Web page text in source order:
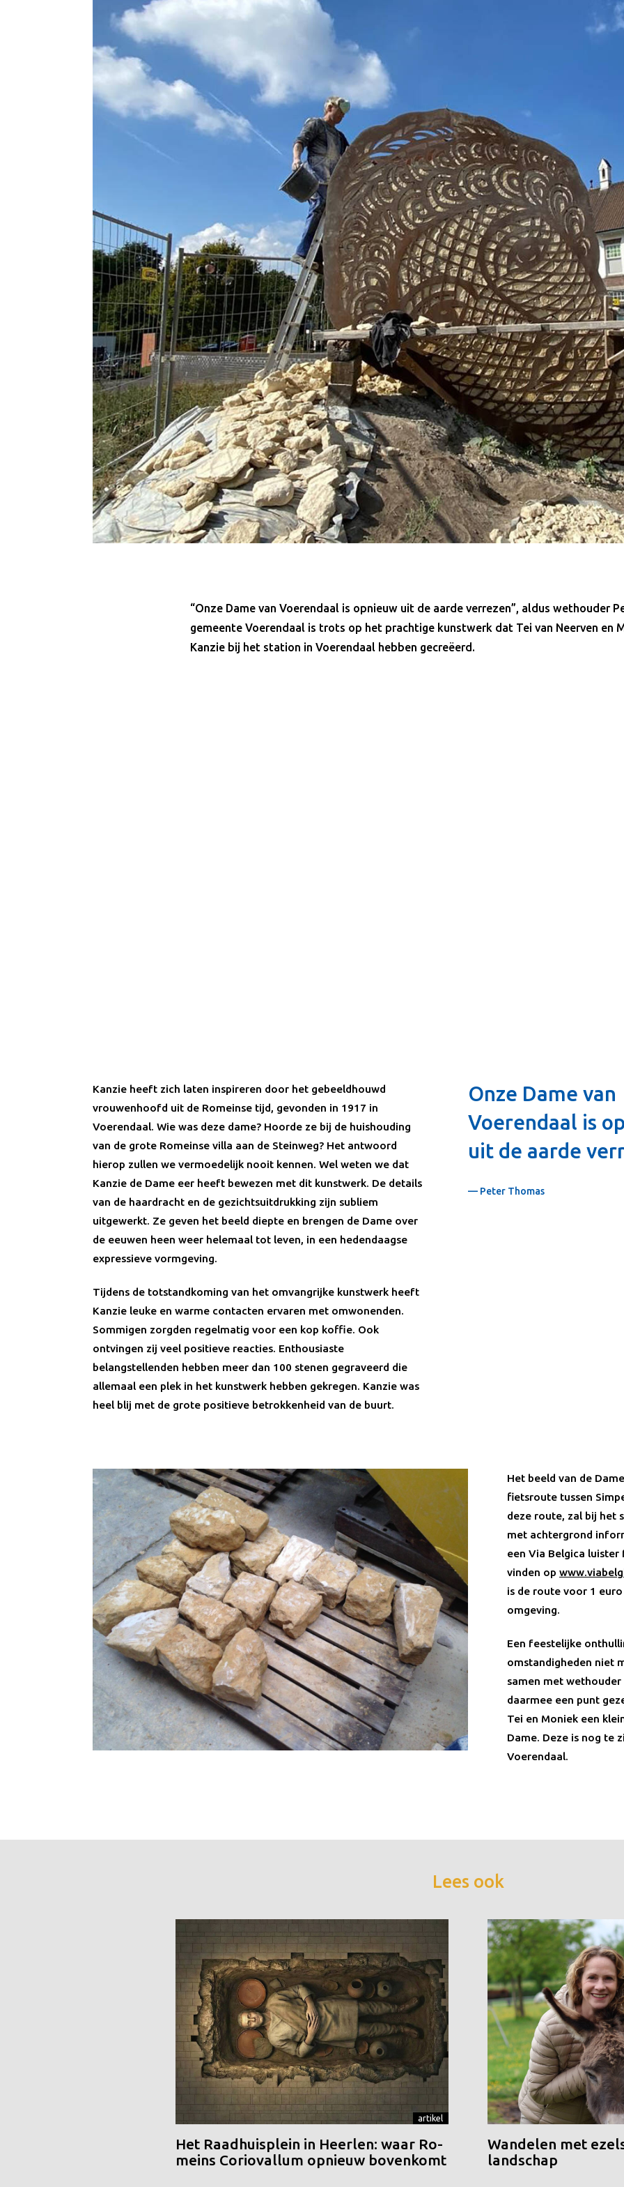
“Onze Dame van Voerendaal is opnieuw uit de aarde verrezen”, aldus wethouder
gemeente Voerendaal is trots op het prachtige kunstwerk dat Tei van Neerven en
Kanzie bij het station in Voerendaal hebben gecreëerd.
Kanzie heeft zich laten inspireren door het gebeeldhouwd
vrouwenhoofd uit de Romeinse tijd, gevonden in 1917 in
Voerendaal. Wie was deze dame? Hoorde ze bij de huishouding
van de grote Romeinse villa aan de Steinweg? Het antwoord
hierop zullen we vermoedelijk nooit kennen. Wel weten we dat
Kanzie de Dame eer heeft bewezen met dit kunstwerk. De details
van de haardracht en de gezichtsuitdrukking zijn subliem
uitgewerkt. Ze geven het beeld diepte en brengen de Dame over
de eeuwen heen weer helemaal tot leven, in een hedendaagse
expressieve vormgeving.
Tijdens de totstandkoming van het omvangrijke kunstwerk heeft
Kanzie leuke en warme contacten ervaren met omwonenden.
Sommigen zorgden regelmatig voor een kop koffie. Ook
ontvingen zij veel positieve reacties. Enthousiaste
belangstellenden hebben meer dan 100 stenen gegraveerd die
allemaal een plek in het kunstwerk hebben gekregen. Kanzie was
heel blij met de grote positieve betrokkenheid van de buurt.
Onze Dame van
Voerendaal is
uit de aarde
— Peter Thomas
Het beeld van de
fietsroute tussen
deze route, zal bij het
met achtergrond
een Via Belgica
vinden op
is de route voor 1
omgeving.
Een feestelijke
omstandigheden niet
samen met
daarmee een punt
Tei en Moniek een
Dame. Deze is nog te
Voerendaal.
Lees ook
artikel
Het Raadhuisplein in Heerlen: waar Ro-
meins Coriovallum opnieuw bovenkomt
Wandelen met
landschap